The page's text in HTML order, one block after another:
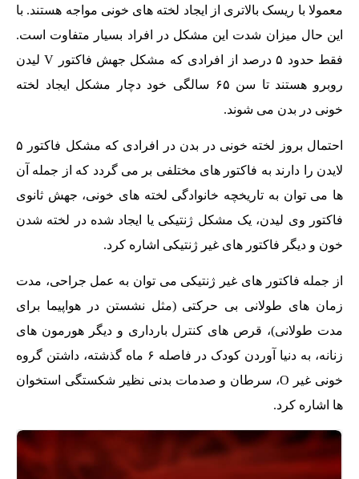
معمولا با ریسک بالاتری از ایجاد لخته های خونی مواجه هستند. با
این حال میزان شدت این مشکل در افراد بسیار متفاوت است.
فقط حدود ۵ درصد از افرادی که مشکل جهش فاکتور V لیدن
روبرو هستند تا سن ۶۵ سالگی خود دچار مشکل ایجاد لخته
خونی در بدن می شوند.
احتمال بروز لخته خونی در بدن در افرادی که مشکل فاکتور ۵
لایدن را دارند به فاکتور های مختلفی بر می گردد که از جمله آن
ها می توان به تاریخچه خانوادگی لخته های خونی، جهش ثانوی
فاکتور وی لیدن، یک مشکل ژنتیکی یا ایجاد شده در لخته شدن
خون و دیگر فاکتور های غیر ژنتیکی اشاره کرد.
از جمله فاکتور های غیر ژنتیکی می توان به عمل جراحی، مدت
زمان های طولانی بی حرکتی (مثل نشستن در هواپیما برای
مدت طولانی)، قرص های کنترل بارداری و دیگر هورمون های
زنانه، به دنیا آوردن کودک در فاصله ۶ ماه گذشته، داشتن گروه
خونی غیر O، سرطان و صدمات بدنی نظیر شکستگی استخوان
ها اشاره کرد.